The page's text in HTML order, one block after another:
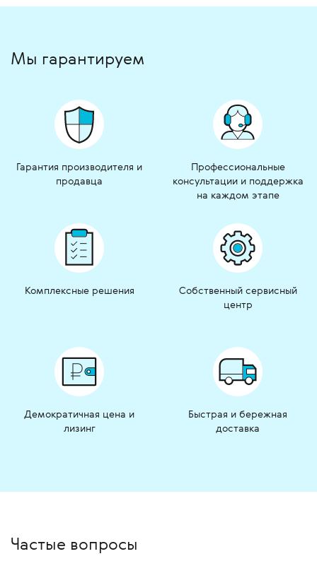
Мы гарантируем
Гарантия производителя и
продавца
Профессиональные
консультации и поддержка
на каждом этапе
Комплексные решения
Собственный сервисный
центр
Демократичная цена и
лизинг
Быстрая и бережная
доставка
Частые вопросы